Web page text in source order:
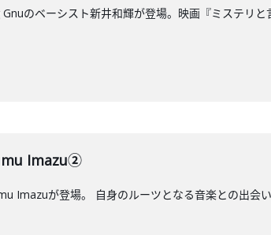
のベーシスト新井和輝が登場。映画『ミステリ
Imazu②
Imazuが登場。 自身のルーツとなる音楽との出会